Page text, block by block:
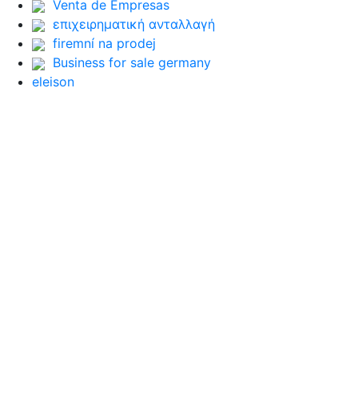
Venta de Empresas
επιχειρηματική ανταλλαγή
firemní na prodej
Business for sale germany
eleison